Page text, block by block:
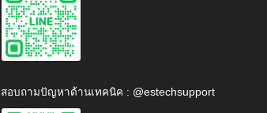
สอบถามปัญหาด้านเทคนิค : @estechsupport